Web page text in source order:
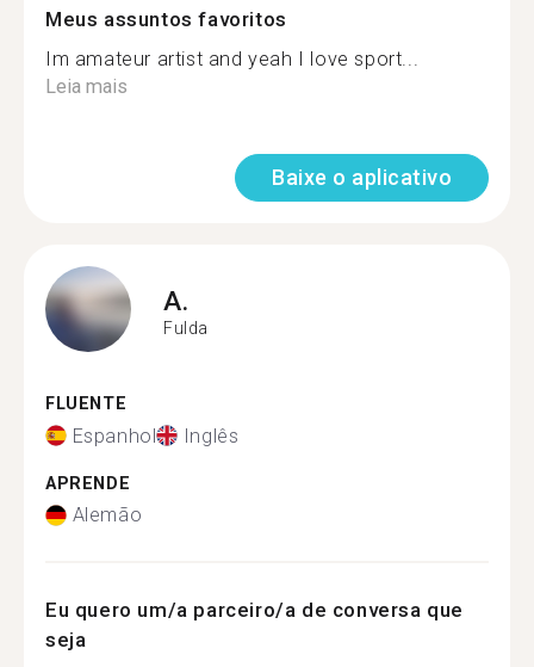
Meus assuntos favoritos
Im amateur artist and yeah I love sport...
Leia mais
Baixe o aplicativo
A.
Fulda
FLUENTE
Espanhol Inglês
APRENDE
Alemão
Eu quero um/a parceiro/a de conversa que
seja